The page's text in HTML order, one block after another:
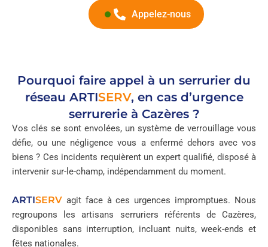
Appelez-nous
Pourquoi faire appel à un serrurier du
réseau ARTISERV, en cas d’urgence
serrurerie à Cazères ?
Vos clés se sont envolées, un système de verrouillage vous
défie, ou une négligence vous a enfermé dehors avec vos
biens ? Ces incidents requièrent un expert qualifié, disposé à
intervenir sur-le-champ, indépendamment du moment.
ARTISERV agit face à ces urgences impromptues. Nous
regroupons les artisans serruriers référents de Cazères,
disponibles sans interruption, incluant nuits, week-ends et
fêtes nationales.